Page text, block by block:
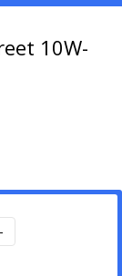
10W-
-